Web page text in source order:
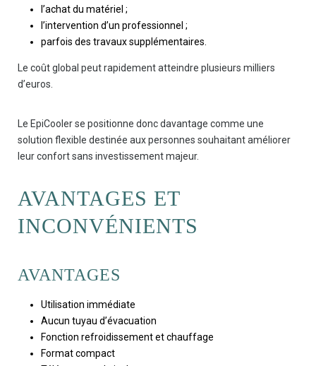
l’achat du matériel ;
l’intervention d’un professionnel ;
parfois des travaux supplémentaires.
Le coût global peut rapidement atteindre plusieurs milliers
d’euros.
Le EpiCooler se positionne donc davantage comme une
solution flexible destinée aux personnes souhaitant améliorer
leur confort sans investissement majeur.
AVANTAGES ET
INCONVÉNIENTS
AVANTAGES
Utilisation immédiate
Aucun tuyau d’évacuation
Fonction refroidissement et chauffage
Format compact